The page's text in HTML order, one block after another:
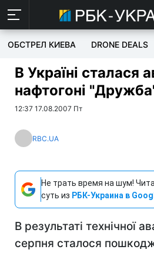
ОБСТРЕЛ КИЕВА DRONE DEALS
В Україні сталася
нафтогоні
12:37 17.08.2007 Пт
RBC.UA
Не трать время на шум!
суть из РБК-Украина в
В результаті технічної
серпня сталося